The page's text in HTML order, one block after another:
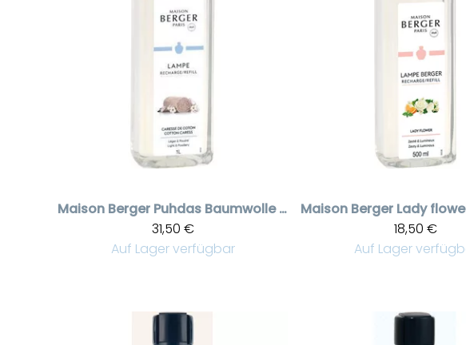
Maison Berger
Puhdas Baumwolle puhdistusneste 1 liter
31,50 €
Auf Lager verfügbar
Maison Berger
18,50 €
Auf Lager